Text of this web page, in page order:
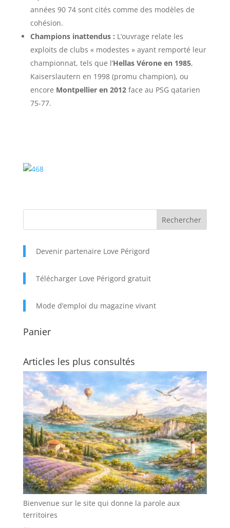
années 90 74 sont cités comme des modèles de
cohésion.
Champions inattendus : L’ouvrage relate les
exploits de clubs « modestes » ayant remporté leur
championnat, tels que l’Hellas Vérone en 1985,
Kaiserslautern en 1998 (promu champion), ou
encore Montpellier en 2012face au PSG qatarien
75-77.
Devenir partenaire Love Périgord
Télécharger Love Périgord gratuit
Mode d’emploi du magazine vivant
Panier
Articles les plus consultés
Bienvenue sur le site qui donne la parole aux
territoires